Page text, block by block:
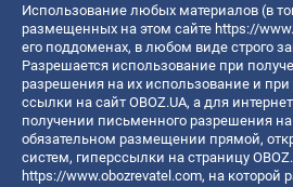
Использование любых материалов (в
размещенных на этом сайте https://
его поддоменах, в любом виде строго
Разрешается использование при
разрешения на их использование и при
ссылки на сайт OBOZ.UA, а для
получении письменного разрешения
обязательном размещении прямой,
систем, гиперссылки на страницу
https://www.obozrevatel.com, на которой